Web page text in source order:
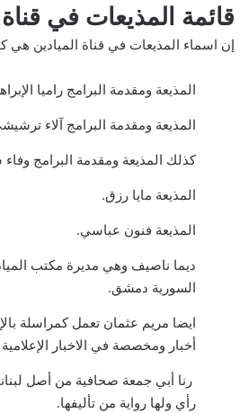
قائمة المذيعات في قناة
إن اسماء المذيعات في قناة الميادين هي
المذيعة ومقدمة البرامج راميا
المذيعة ومقدمة البرامج آلاء
كذلك المذيعة ومقدمة البرامج وفاء
المذيعة مايا رزق.
المذيعة فنون عباسي.
ديما ناصيف وهي مديرة مكتب
السورية دمشق.
ايضا مریم عثمان تعمل كمراسلة
أخبار ومخصصة في الاخبار
رنا أبي جمعة صحافية من أصل
رأي ولها رواية من تأليفها.